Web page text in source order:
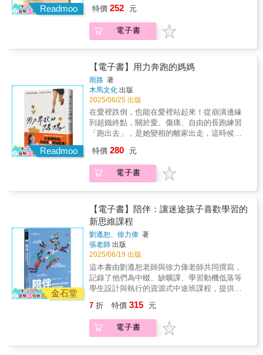
成就，給予真誠的讚美（Ｘ）不斷挑毛病、責
的舉動（Ｏ）在艱難的時刻以實際行動表達支
持（Ｏ）在沒被要求的情況下，主動幫忙伴侶
解決困難（Ｘ）不積極解決問題，逃避關係中
任接受禮物（Ｏ）選擇反映伴侶興趣、嗜好或
個性的禮物（Ｏ）把伴侶表達過的願望清單放
在心上（Ｘ）忘記重要的日子或慶祝時刻
（Ｘ）贈送常見的普通禮品，而非別具心意的
禮物優質時光（Ｏ）專注進行交流對話，積極
傾聽彼此（Ｏ）一起從事伴侶兩人都喜愛的活
動（Ｘ）相處時常常因爲電子產品而分心
肢體接觸（Ｏ）牽手、擁抱、親吻或依偎在一
起（Ｏ）在艱難的時刻透過溫暖的擁抱來表達
愛（Ｘ）持續避開身體的接觸（Ｘ）在痛苦的
銷作家劉仲彬／臨床心理師High媽心理師 /
EFT情緒取向伴侶治療國際認證心理師Neko嗚
喵／說書人、YouTuber（以上按姓氏筆畫排
列）「透過這本好書破除你多年來的愛情迷
思，幫助你愛得對、活得好，走得遠。」──洪
培芸／臨床心理師、作家
下去？麗莎．特克斯特在面對自己的關係困境
時，也曾問過這些困難的問題。但在經過數千
小時的密集諮商和深入的神學研究後，她對健
望幫助你也能做到這一點。在本書中，麗莎將
幫助你：• 理解實踐健康界線時應記住的五大關
鍵要素。• 根據對方對這份關係的負責程度，決
定他們能夠獲得你多少個人和情感上的接觸權
限。• 擺脫被錯誤解讀或被操控的經文所誤導與
情緒綁架，從而終結不健康的人際互動模式。•
透過實際的對話範例和實用策略，打破無效界
線設定的惱人循環，幫助你有效溝通、維持並
實施更健康的互動模式。• 當一段關係從困難轉
見。• 從麗莎的基督徒諮商師吉姆．克雷斯獲得
值得信賴的專業建議，他在整本書中提供寶貴
的心理治療智慧。好評推薦：「真希望在我剛
過去的創傷經歷讓我情感受傷，致使我不知如
何設立健康的界線，也不懂何時該說出必要的
再見。結果，我經歷許多人際關係的破裂，帶
來諸多的痛苦，而這些其實可以透過運用本書
中來之不易的智慧加以避免。在《為愛立界
線》中，麗莎深入闡述重要的原則，並拆解許
多有害的迷思，幫助我們透過設立健康界線與
接受必要的再見尊榮上帝，並在生活中茁壯成
），A21與Propel Women創辦人「在這個時常
談論界線的世界裡，麗莎溫柔地引導我們理
解：為什麼界線對我們渴望的愛與關係至關重
要，同時教導我們如何正確地設立界線。她將
以言說的傷，辨識父母的情緒操控與有條件的
價值與關係自由的可能。本書透過細膩觀察與
書寫，帶你理解： 什麼是有毒的家庭情感區辨
情緒勒索與責任錯置怎麼停止討好迎合與自我
懷疑如何畫出心理界線，情感獨立如何重新滋
養珍惜自己#關於保持距離│和家人保持距離的
人，通常是有所覺悟：改變別人是不可能的，
人只能改變自己。#關於忍耐教育│習慣忍耐的
孩子在關係中，即使被用很糟的方式對待，感
到非常痛苦時也不會果斷逃走，而是會陷入迷
惘、不知該如何是好。因為他們從父母那邊學
到的是：都是不能忍耐的自己不對。#關於感恩
│有些父母總是要孩子感恩，但他們要的感恩其
實是服從，所以孩子再怎麼感恩也沒有用，因
為沒有人能夠一輩子抹煞自我，只為別人活
著。#關於性格敏感的孩子│即使纖細的特質讓
子，有些敏感纖細，是被鍛鍊出來的。#關於改
變│想要改變的時候，首先要放棄想要相互理解
的心願，你想讓父母理解你，甚至想等他們理
解後才開始行動，只會讓你被困在原地，永遠
無法踏出新的一步。#關於不愛│孩子很會隱藏
不被愛的傷痛，因為他們不願相信自己不被
愛，所以連自己的痛都會努力否定。#關於愛│
愛你的人會很高興看見你過得自在，而不會總
在抱怨你不滿足他們。
Readmoo
為何你總是感覺要很努力，才能得到父母的
愛？為何習慣了以父母心情為優先，才思考自
己想要什麼？又是從什麼時候開始，把父母情
與父母的關係是生命中最早的課題，但不是一
輩子都要答對的難題在成長過程中，那些父母
從未道破的冷漠、責任轉嫁與偏心對待，是否
在你心裡留下一道道隱性傷痕？也悄悄改寫了
你看待自己的方式，甚至讓你質疑「是不是我
不夠好，才不值得被愛？」本書寫給曾在家庭
中受傷、正在努力擺脫內在枷鎖的人，作者羽
茜以溫柔但直視的筆觸，陪伴你回望家庭中難
以言說的傷，辨識父母的情緒操控與有條件的
價值與關係自由的可能。本書透過細膩觀察與
書寫，帶你理解： 什麼是有毒的家庭情感區辨
情緒勒索與責任錯置怎麼停止討好迎合與自我
懷疑如何畫出心理界線，情感獨立如何重新滋
養珍惜自己#關於保持距離│和家人保持距離的
人，通常是有所覺悟：改變別人是不可能的，
人只能改變自己。#關於忍耐教育│習慣忍耐的
孩子在關係中，即使被用很糟的方式對待，感
到非常痛苦時也不會果斷逃走，而是會陷入迷
惘、不知該如何是好。因為他們從父母那邊學
到的是：都是不能忍耐的自己不對。#關於感恩
│有些父母總是要孩子感恩，但他們要的感恩其
為沒有人能夠一輩子抹煞自我，只為別人活
著。#關於性格敏感的孩子│即使纖細的特質讓
你能感受到別人的情緒，但那些情緒也不是你
特價 252 元
電子書
Readmoo
【電子書】用力奔跑的媽媽
雨路 著
木馬文化 出版
2025/06/25 出版
在愛裡跌倒，也能在愛裡站起來！從崩潰邊緣
到超鐵終點，關於愛、傷痛、自由的長跑練習
「跑出去」，是她變相的離家出走，這時候，
親，或傷痕累累的女兒──唯有自己完整了，才
能將源源不絕的愛給出去。百萬點閱深刻共
鳴！不完美媽媽的剖心自白◆「未來
跑出家門，不是逃開，是為了不再失去自己。
雨路在原生家庭的陰影中長大，後來又迷失在
孩子青春期的情緒風暴裡，一次與女兒激烈爭
執後，她憑本能跑出家門──跑步就此成了人生
轉機。從晨跑三圈到鐵人三項，她重新呼吸自
由、修補破碎的心，儘管面對父親癱瘓、自身
罹癌、女兒重鬱、兒子驟變，雨路一步步跨了
過來，在汗水中，慢慢愛上筋疲力盡的自己。
一次次奔跑中，各種傷痕也悄悄縫合：她與父
親和解，她陪伴孩子成為獨立個體；更重要的
這是一位母親的真誠剖白：有脆弱、失意，也
有重新起身的力量。獻給每一位曾在愛裡跌
倒、仍願意繼續愛下去的你──我們都值得用力
特價 280 元
電子書
金石堂
【電子書】陪伴：讓迷途孩子喜歡學習的
新思維課程
劉遵恕、徐力偉 著
張老師 出版
2025/06/19 出版
這本書由劉遵恕老師與徐力偉老師共同撰寫，
記錄了他們為中輟、缺曠課、學習動機低落等
學生設計與執行的資源式中途班課程，提供過
教育。書中不僅有老師與孩子們的溫馨與反叛
行為的互動，也介紹了根據不同孩子需求所採
取的應對技巧。我們希望這本書能為更多老師
7 折 特價 315 元
電子書